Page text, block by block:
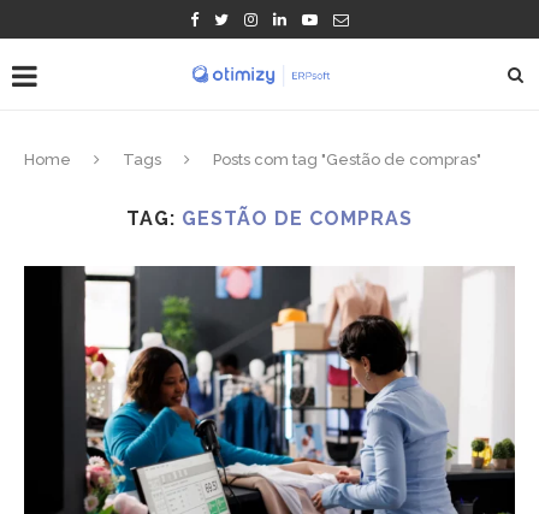
Home Tags Posts com tag "Gestão de compras"
TAG: GESTÃO DE COMPRAS